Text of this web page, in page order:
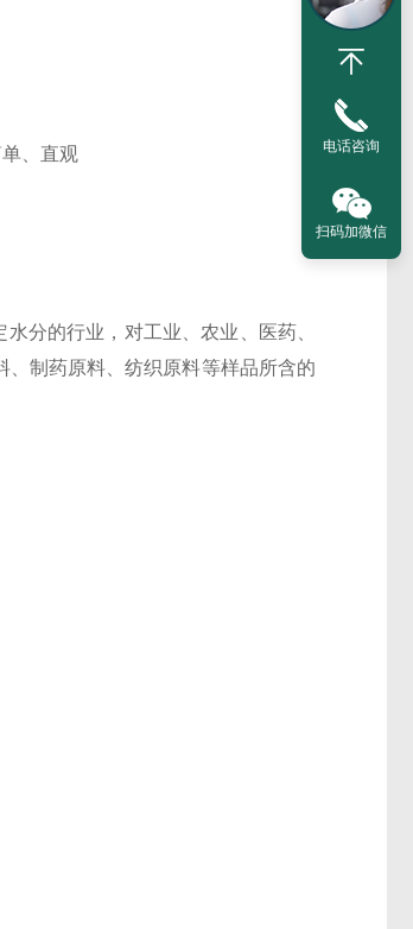
、直观
分的行业，对工业、农业、医药、
制药原料、纺织原料等样品所含的
电话咨询
扫码加微信